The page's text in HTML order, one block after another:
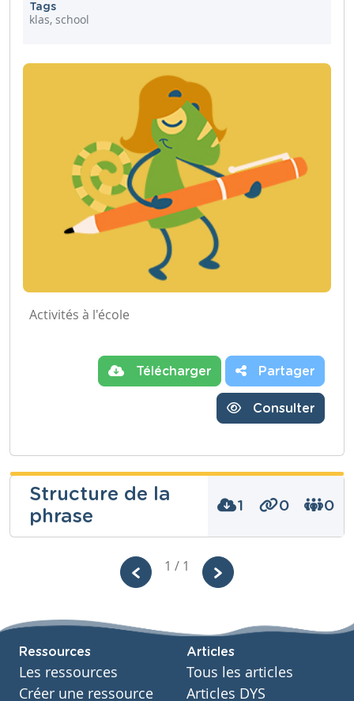
Tags
klas, school
Activités à l'école
Télécharger Partager
Consulter
Structure de la
phrase
1 0 0
Cours
Année
Primaire – Sixième année
Tags
1 / 1
Ressources
Les ressources
Créer une ressource
Articles
Tous les articles
Articles DYS